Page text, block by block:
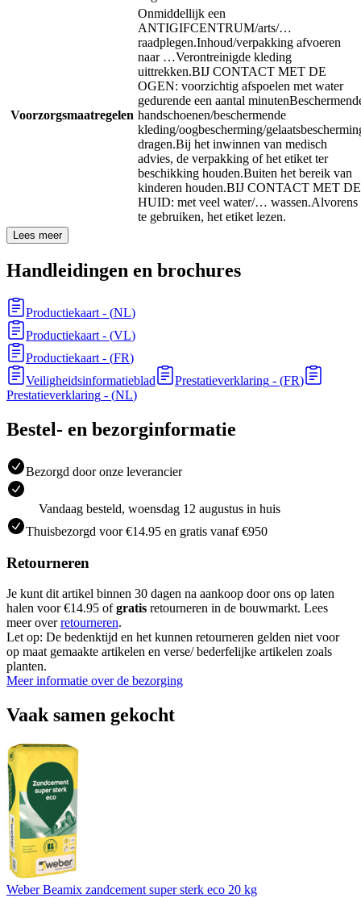
Voorzorgsmaatregelen
Onmiddellijk een
ANTIGIFCENTRUM/arts/…
raadplegen.Inhoud/verpakking afvoeren
naar …Verontreinigde kleding
uittrekken.BIJ CONTACT MET DE
OGEN: voorzichtig afspoelen met water
gedurende een aantal minuten
handschoenen/beschermende
kleding/oogbescherming/
dragen.Bij het inwinnen van medisch
advies, de verpakking of het etiket ter
beschikking houden.Buiten het bereik van
kinderen houden.BIJ CONTACT MET DE
HUID: met veel water/… wassen.Alvorens
te gebruiken, het etiket lezen.
Lees meer
Handleidingen en brochures
Productiekaart - (NL)
Productiekaart - (VL)
Productiekaart - (FR)
Veiligheidsinformatieblad
Prestatieverklaring - (FR)
Prestatieverklaring - (NL)
Bestel- en bezorginformatie
Bezorgd door onze leverancier
Vandaag besteld, woensdag 12 augustus in huis
Thuisbezorgd voor €14.95 en gratis vanaf €950
Retourneren
Je kunt dit artikel binnen 30 dagen na aankoop door ons op laten
halen voor €14.95 ofgratis retourneren in de bouwmarkt. Lees
meer overretourneren.
Let op: De bedenktijd en het kunnen retourneren gelden niet voor
op maat gemaakte artikelen en verse/ bederfelijke artikelen zoals
planten.
Meer informatie over de bezorging
Vaak samen gekocht
Weber Beamix zandcement super sterk eco 20 kg